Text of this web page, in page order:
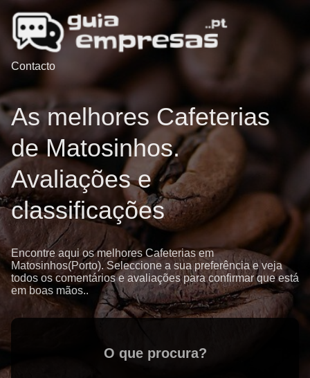
Contacto
As melhores Cafeterias
de Matosinhos.
Avaliações e
classificações
Encontre aqui os melhores Cafeterias em
Matosinhos(Porto). Seleccione a sua preferência e veja
todos os comentários e avaliações para confirmar que está
em boas mãos..
O que procura?